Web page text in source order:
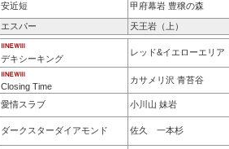
安近短 甲府幕岩 豊穣の森
エスパー 天王岩（上）
デキシーキング
レッド&イエローエリア
Closing Time
カサメリ沢 青苔谷
愛情スラブ 小川山 妹岩
ダークスターダイアモンド 佐久 一本杉